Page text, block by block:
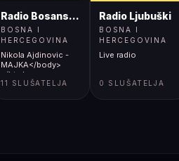
Radio Bosanski Brod
BOSNA I
HERCEGOVINA
Nikola Ajdinovic -
MAJKA</body>
</html>
11 SLUŠATELJA
Radio Ljubuški
BOSNA I
HERCEGOVINA
Live radio
0 SLUŠATELJA